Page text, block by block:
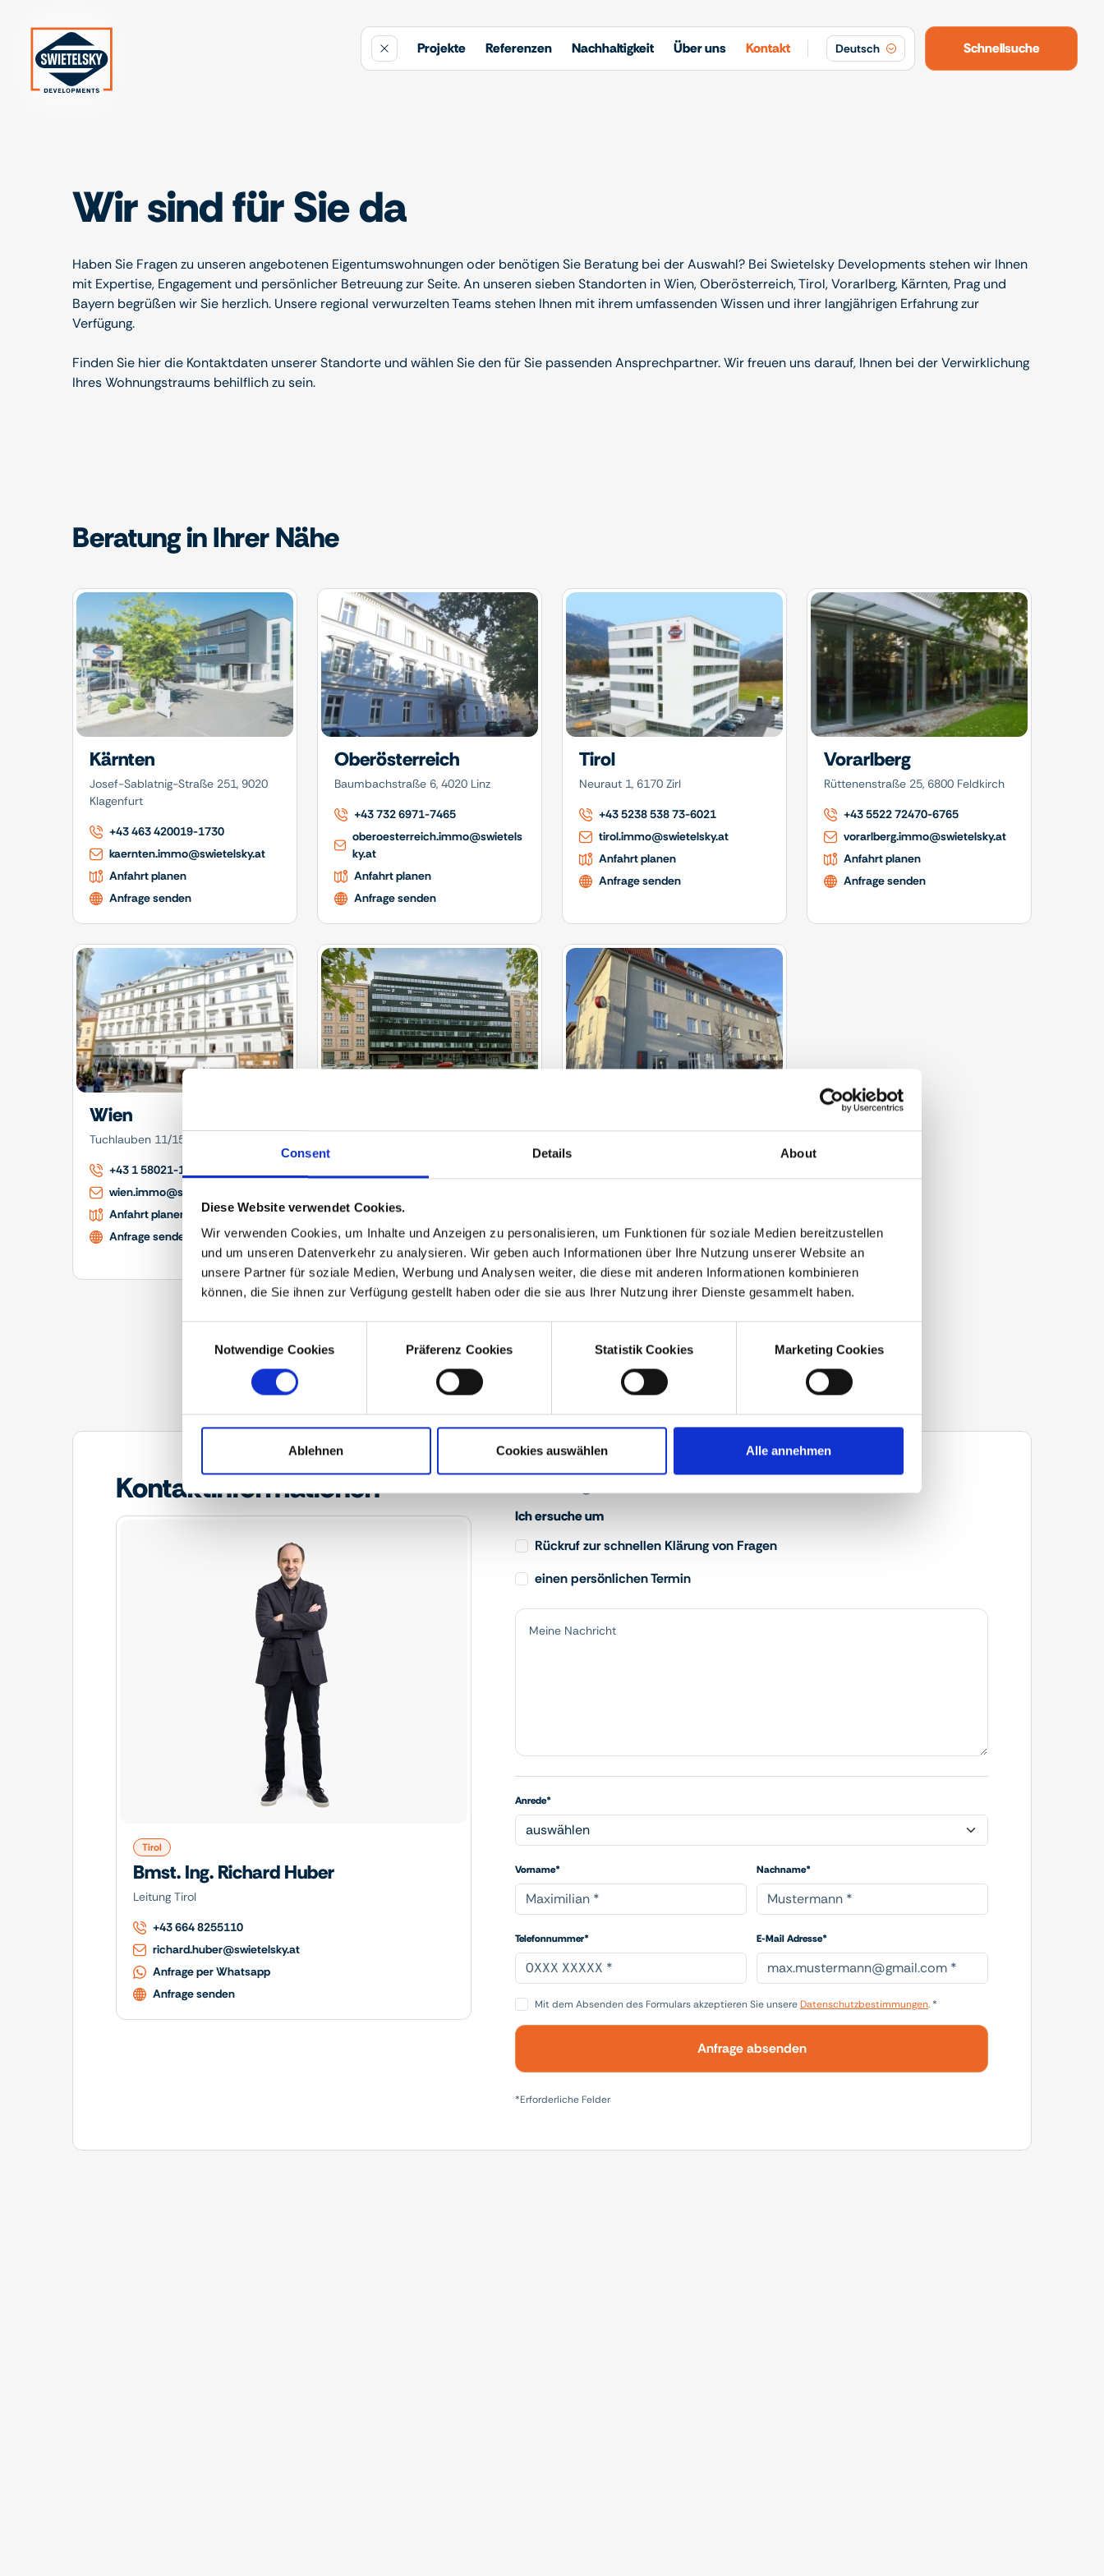
Consent Details About
Diese Website verwendet Cookies.
Wir verwenden Cookies, um Inhalte und Anzeigen zu personalisieren, um Funktionen für soziale Medien bereitzustellen
und um unseren Datenverkehr zu analysieren. Wir geben auch Informationen über Ihre Nutzung unserer Website an
unsere Partner für soziale Medien, Werbung und Analysen weiter, die diese mit anderen Informationen kombinieren
können, die Sie ihnen zur Verfügung gestellt haben oder die sie aus Ihrer Nutzung ihrer Dienste gesammelt haben.
SelectionNotwendige Cookies Präferenz Cookies Statistik Cookies Marketing Cookies
Ablehnen Cookies auswählen Alle annehmen
Zum Inhalt
Projekte Referenzen Nachhaltigkeit Über uns Kontakt Deutsch Schnellsuche
Wir sind für Sie da
Haben Sie Fragen zu unseren angebotenen Eigentumswohnungen oder benötigen Sie Beratung bei der Auswahl? Bei Swietelsky Developments stehen wir Ihnen
mit Expertise, Engagement und persönlicher Betreuung zur Seite. An unseren sieben Standorten in Wien, Oberösterreich, Tirol, Vorarlberg, Kärnten, Prag und
Bayern begrüßen wir Sie herzlich. Unsere regional verwurzelten Teams stehen Ihnen mit ihrem umfassenden Wissen und ihrer langjährigen Erfahrung zur
Verfügung.
Finden Sie hier die Kontaktdaten unserer Standorte und wählen Sie den für Sie passenden Ansprechpartner. Wir freuen uns darauf, Ihnen bei der Verwirklichung
Ihres Wohnungstraums behilflich zu sein.
Beratung in Ihrer Nähe
Kärnten
Josef-Sablatnig-Straße 251, 9020
Klagenfurt
+43 463 420019-1730
kaernten.immo@swietelsky.at
Anfahrt planen
Anfrage senden
Oberösterreich
Baumbachstraße 6, 4020 Linz
+43 732 6971-7465
oberoesterreich.immo@swietels
ky.at
Anfahrt planen
Anfrage senden
Tirol
Neuraut 1, 6170 Zirl
+43 5238 538 73-6021
tirol.immo@swietelsky.at
Anfahrt planen
Anfrage senden
Vorarlberg
Rüttenenstraße 25, 6800 Feldkirch
+43 5522 72470-6765
vorarlberg.immo@swietelsky.at
Anfahrt planen
Anfrage senden
Wien
Tuchlauben 11/15, 1010 Wien
+43 1 58021-1717
wien.immo@swietelsky.at
Anfahrt planen
Anfrage senden
Anfahrt planen
Anfrage senden
Anfahrt planen
Anfrage senden
Kontaktinformationen
Tirol
Bmst. Ing. Richard Huber
Leitung Tirol
+43 664 8255110
richard.huber@swietelsky.at
Anfrage per Whatsapp
Anfrage senden
Ihr Anliegen
Ich ersuche um
Rückruf zur schnellen Klärung von Fragen
einen persönlichen Termin
Anrede*
Vorname* Nachname*
Telefonnummer* E-Mail Adresse*
Mit dem Absenden des Formulars akzeptieren Sie unsereDatenschutzbestimmungen. *
Check
Contact person
Anfrage absenden
*Erforderliche Felder